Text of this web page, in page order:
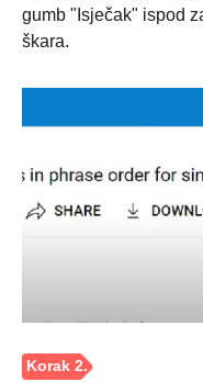
gumb "Isječak" ispod
škara.